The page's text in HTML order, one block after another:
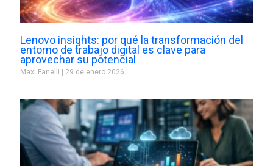
Lenovo insights: por qué la transformación del
entorno de trabajo digital es clave para
aprovechar su potencial
Maxi Fanelli 29 de enero 2026